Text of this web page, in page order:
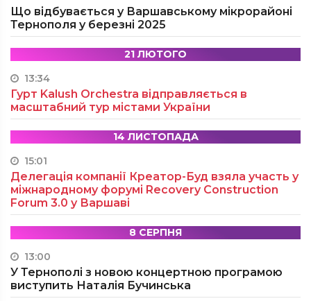
Що відбувається у Варшавському мікрорайоні
Тернополя у березні 2025
21 ЛЮТОГО
13:34
Гурт Kalush Orchestra відправляється в
масштабний тур містами України
14 ЛИСТОПАДА
15:01
Делегація компанії Креатор-Буд взяла участь у
міжнародному форумі Recovery Construction
Forum 3.0 у Варшаві
8 СЕРПНЯ
13:00
У Тернополі з новою концертною програмою
виступить Наталія Бучинська